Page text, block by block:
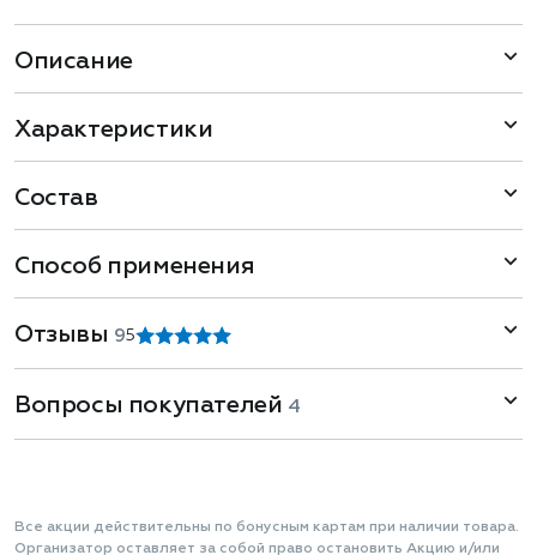
Описание
Характеристики
Состав
Способ применения
Отзывы 95
Вопросы покупателей 4
Все акции действительны по бонусным картам при наличии товара.
Организатор оставляет за собой право остановить Акцию и/или